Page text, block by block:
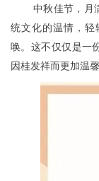
中秋佳节，月
统文化的温情，轻
唤。这不仅仅是一
因桂发祥而更加温